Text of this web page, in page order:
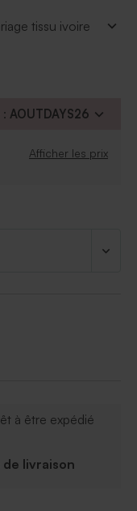
tissu ivoire
de cette belle
les
mica alimentaire
AOUTDAYS26
Afficher les prix
à être expédié
livraison